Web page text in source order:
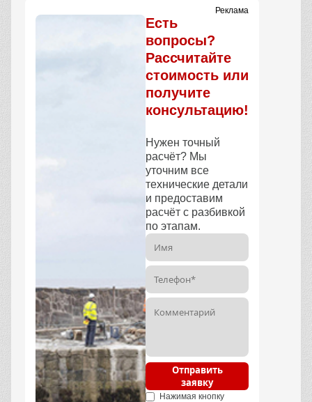
Реклама
Есть
вопросы?
Рассчитайте
стоимость или
получите
консультацию!
Нужен точный
расчёт? Мы
уточним все
технические детали
и предоставим
расчёт с разбивкой
по этапам.
Отправить
заявку
Нажимая кнопку